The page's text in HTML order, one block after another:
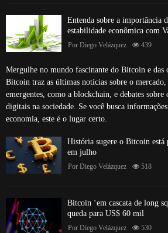
Entenda sobre a importância
estabilidade econômica com
Por Diego Velázquez 439
Mergulhe no mundo fascinante do Bitcoin e das
Bitcoin traz as últimas notícias sobre o
emergentes, como a blockchain, e debates sobre
digitais na sociedade. Se você busca
economia, este é o lugar certo.
História sugere o Bitcoin está
em julho
Por Diego Velázquez 518
Bitcoin ‘em cascata de long
queda para US$ 60 mil
Por Diego Velázquez 530